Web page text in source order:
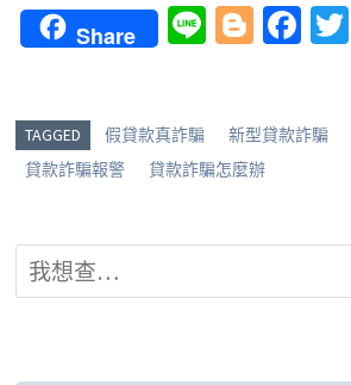
Share
Li Bl
g
er
Fa
o
TAGGED 假貸款真詐騙 新型貸款詐騙
貸款詐騙報警
貸款詐騙怎麼辦